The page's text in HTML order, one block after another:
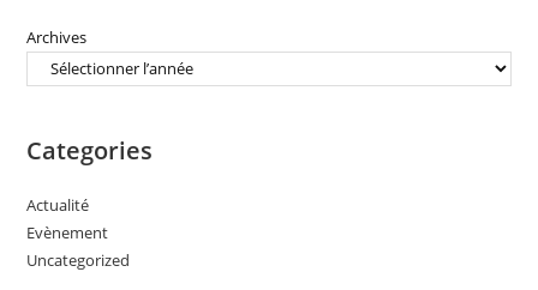
Archives
Categories
Actualité
Evènement
Uncategorized